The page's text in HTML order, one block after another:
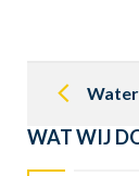
navigation
WAT WIJ